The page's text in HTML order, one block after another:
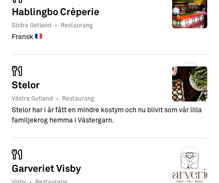
Hablingbo Crèperie
Södra Gotland • Restaurang
Fransk
Stelor
Västra Gotland • Restaurang
Stelor har i år fått en mindre kostym och nu blivit som vår lilla
familjekrog hemma i Västergarn.
Garveriet Visby